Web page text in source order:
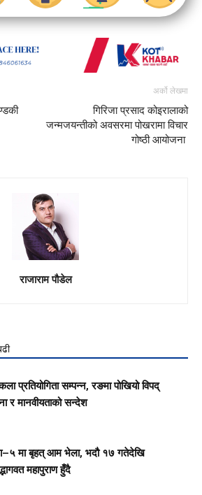
अर्को लेखमा
गिरिजा प्रसाद कोइरालाको
जन्मजयन्तीको अवसरमा पोखरामा विचार
गोष्ठी आयोजना
राजाराम पौडेल
प्रतियोगिता सम्पन्न, रङमा पोखियो विपद्
र मानवीयताको सन्देश
मा बृहत् आम भेला, भदौ १७ गतेदेखि
महापुराण हुँदै